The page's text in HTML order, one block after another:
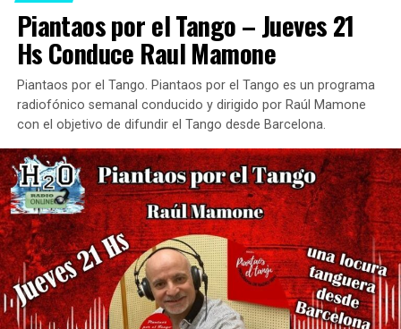
Piantaos por el Tango – Jueves 21
Hs Conduce Raul Mamone
Piantaos por el Tango. Piantaos por el Tango es un programa
radiofónico semanal conducido y dirigido por Raúl Mamone
con el objetivo de difundir el Tango desde Barcelona.